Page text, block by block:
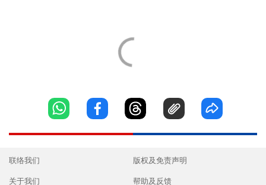
联络我们
关于我们
版权及免责声明
帮助及反馈